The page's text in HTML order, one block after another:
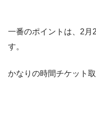
一番のポイントは、2月
す。
かなりの時間チケット取